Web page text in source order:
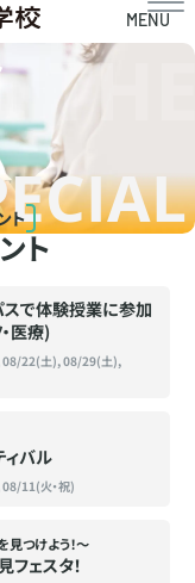
MENU
ト
ト
スで体験授業に参加
医療)
22(土), 08/29(土),
ィバル
11(火・祝)
つけよう！〜
ェスタ！